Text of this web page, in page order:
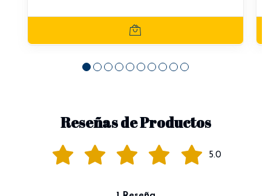
Reseñas de Productos
5.0